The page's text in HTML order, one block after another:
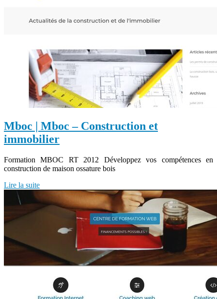
Mboc | Mboc – Construction et
immobilier
Formation MBOC RT 2012 Développez vos compétences en
construction de maison ossature bois
Lire la suite